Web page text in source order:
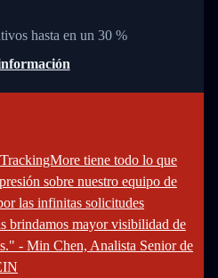
hasta en un 30 %
tiene todo lo que
sobre nuestro equipo de
las infinitas solicitudes
brindamos mayor visibilidad de
- Min Chen, Analista Senior de